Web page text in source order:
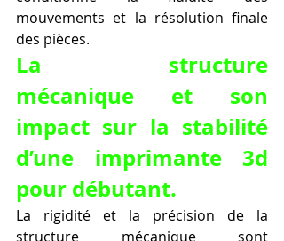
mouvements et la résolution finale
des pièces.
La structure
mécanique et son
impact sur la stabilité
d’une imprimante 3d
pour débutant.
La rigidité et la précision de la
structure mécanique sont